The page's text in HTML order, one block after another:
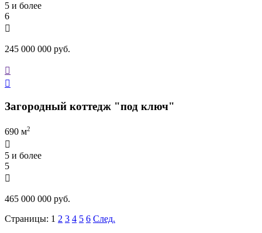
5 и более
6

245 000 000 руб.


Загородный коттедж "под ключ"
690 м2

5 и более
5

465 000 000 руб.
Страницы: 1 2 3 4 5 6 След.